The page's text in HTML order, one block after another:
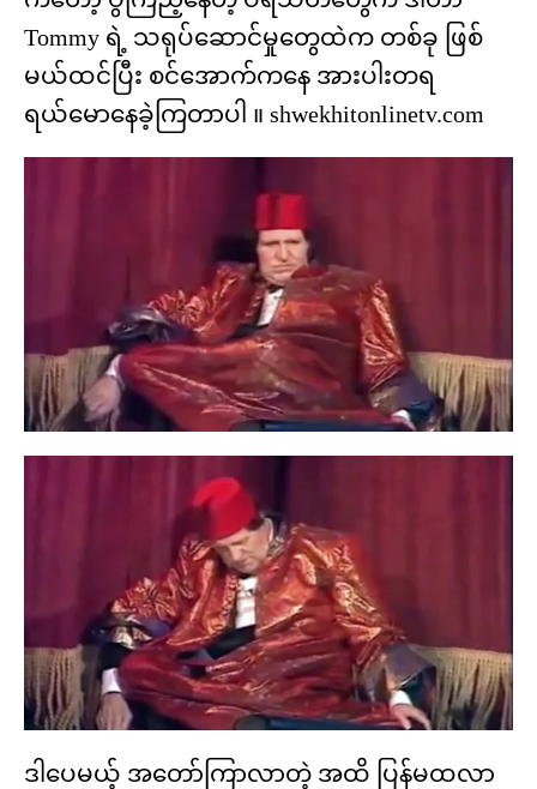
Tommy ရဲ့ သရုပ်ဆောင်မှုတွေထဲက တစ်ခု ဖြစ်
မယ်ထင်ပြီး စင်အောက်ကနေ အားပါးတရ
ရယ်မောနေခဲ့ကြတာပါ ။ shwekhitonlinetv.com
ဒါပေမယ့် အတော်ကြာလာတဲ့ အထိ ပြန်မထလာ